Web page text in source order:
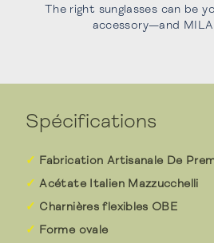
The right sunglasses can be
accessory—and
Spécifications
Fabrication Artisanale De
Acétate Italien Mazzucchelli
Charnières flexibles OBE
Forme ovale